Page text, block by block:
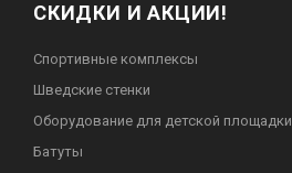
СКИДКИ И АКЦИИ!
Спортивные комплексы
Шведские стенки
Оборудование для детской площадки
Батуты